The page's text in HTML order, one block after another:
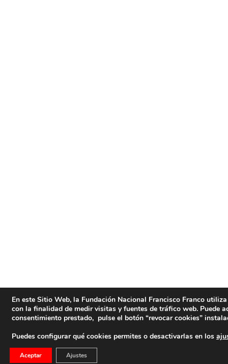
En este Sitio Web, la Fundación Nacional Francisco Franco
con la finalidad de medir visitas y fuentes de tráfico web. Puede
consentimiento prestado, pulse el botón “revocar cookies”
Puedes configurar qué cookies permites o desactivarlas en los
Aceptar Ajustes